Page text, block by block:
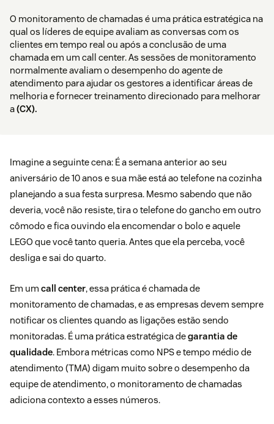
O monitoramento de chamadas é uma prática estratégica na
qual os líderes de equipe avaliam as conversas com os
clientes em tempo real ou após a conclusão de uma
chamada em um call center. As sessões de monitoramento
normalmente avaliam o desempenho do agente de
atendimento para ajudar os gestores a identificar áreas de
melhoria e fornecer treinamento direcionado para melhorar
a(CX).
Imagine a seguinte cena: É a semana anterior ao seu
aniversário de 10 anos e sua mãe está ao telefone na cozinha
planejando a sua festa surpresa. Mesmo sabendo que não
deveria, você não resiste, tira o telefone do gancho em outro
cômodo e fica ouvindo ela encomendar o bolo e aquele
LEGO que você tanto queria. Antes que ela perceba, você
desliga e sai do quarto.
Em um call center, essa prática é chamada de
monitoramento de chamadas, e as empresas devem sempre
notificar os clientes quando as ligações estão sendo
monitoradas. É uma prática estratégica degarantia de
qualidade. Embora métricas como NPS e tempo médio de
atendimento (TMA) digam muito sobre o desempenho da
equipe de atendimento, o monitoramento de chamadas
adiciona contexto a esses números.